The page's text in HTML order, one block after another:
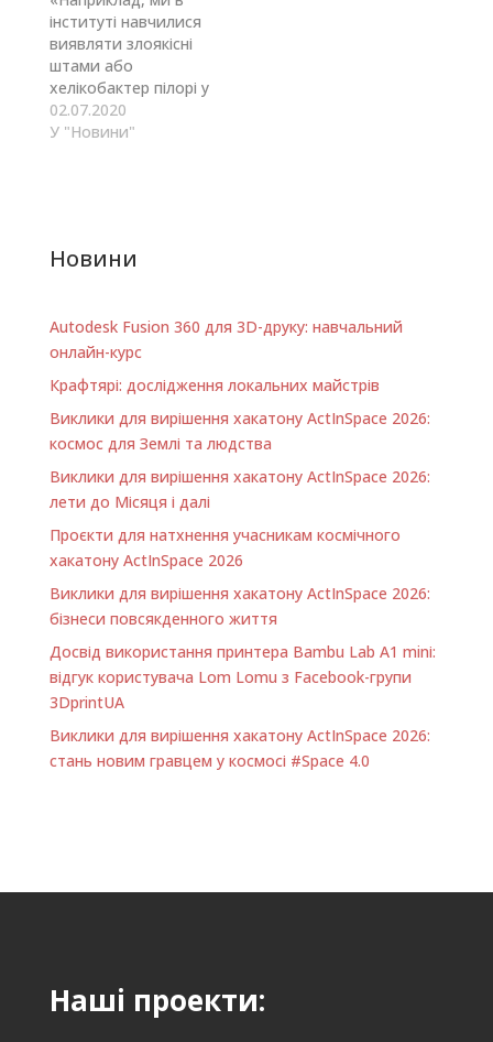
інституті навчилися
виявляти злоякісні
штами або
хелікобактер пілорі у
диханні людини, —
розповідає Platon
Diagen з колегами
дізнатися ситуацію з
вірусом у містах. А
ще чотири компанії
зараз знаходяться…
02.07.2020
У "Новини"
Новини
Autodesk Fusion 360 для 3D-друку: навчальний
онлайн-курс
Крафтярі: дослідження локальних майстрів
Виклики для вирішення хакатону ActInSpace 2026:
космос для Землі та людства
Виклики для вирішення хакатону ActInSpace 2026:
лети до Місяця і далі
Проєкти для натхнення учасникам космічного
хакатону ActInSpace 2026
Виклики для вирішення хакатону ActInSpace 2026:
бізнеси повсякденного життя
Досвід використання принтера Bambu Lab A1 minі:
відгук користувача Lom Lomu з Facebook-групи
3DprintUA
Виклики для вирішення хакатону ActInSpace 2026:
стань новим гравцем у космосі #Space 4.0
Наші проекти: